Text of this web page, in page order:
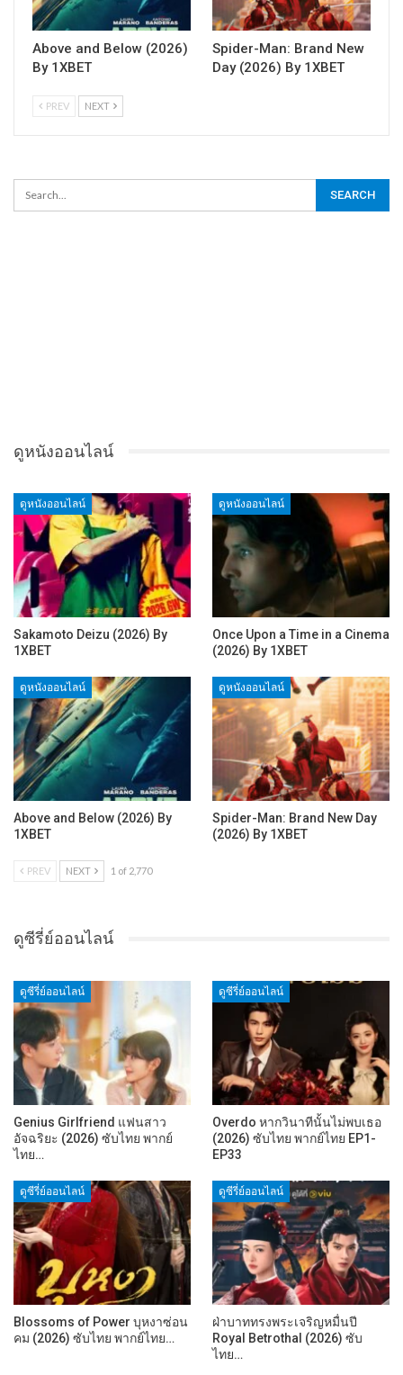
Above and Below (2026)
By 1XBET
Spider-Man: Brand New
Day (2026) By 1XBET
PREV NEXT
ดูหนังออนไลน์
ดูหนังออนไลน์
Sakamoto Deizu (2026) By
1XBET
ดูหนังออนไลน์
Once Upon a Time in a Cinema
(2026) By 1XBET
ดูหนังออนไลน์
Above and Below (2026) By
1XBET
ดูหนังออนไลน์
Spider-Man: Brand New Day
(2026) By 1XBET
PREV NEXT 1 of 2,770
ดูซีรี่ย์ออนไลน์
ดูซีรี่ย์ออนไลน์
Genius Girlfriend แฟนสาว
อัจฉริยะ (2026) ซับไทย พากย์
ไทย…
ดูซีรี่ย์ออนไลน์
Overdo หากวินาทีนั้นไม่พบเธอ
(2026) ซับไทย พากย์ไทย EP1-
EP33
ดูซีรี่ย์ออนไลน์
Blossoms of Power บุหงาซ่อน
คม (2026) ซับไทย พากย์ไทย…
ดูซีรี่ย์ออนไลน์
ฝ่าบาททรงพระเจริญหมื่นปี
Royal Betrothal (2026) ซับ
ไทย…